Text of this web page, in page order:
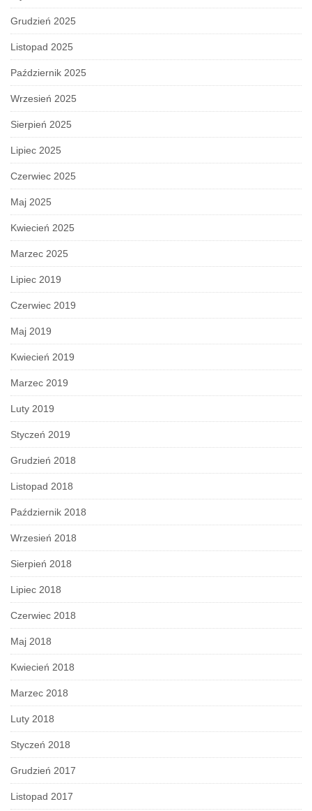
Grudzień 2025
Listopad 2025
Październik 2025
Wrzesień 2025
Sierpień 2025
Lipiec 2025
Czerwiec 2025
Maj 2025
Kwiecień 2025
Marzec 2025
Lipiec 2019
Czerwiec 2019
Maj 2019
Kwiecień 2019
Marzec 2019
Luty 2019
Styczeń 2019
Grudzień 2018
Listopad 2018
Październik 2018
Wrzesień 2018
Sierpień 2018
Lipiec 2018
Czerwiec 2018
Maj 2018
Kwiecień 2018
Marzec 2018
Luty 2018
Styczeń 2018
Grudzień 2017
Listopad 2017